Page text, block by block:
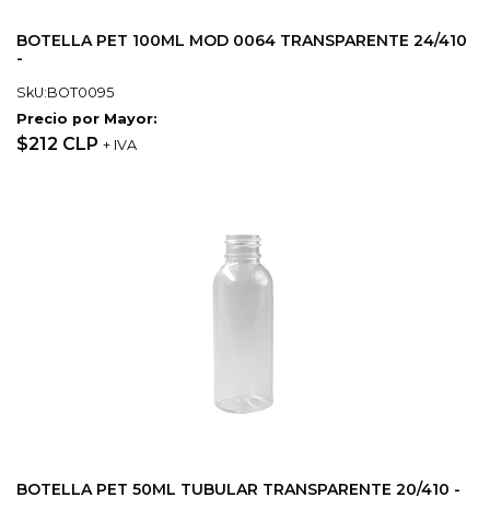
BOTELLA PET 100ML MOD 0064 TRANSPARENTE 24/410
-
SkU:BOT0095
Precio por Mayor:
$212 CLP + IVA
BOTELLA PET 50ML TUBULAR TRANSPARENTE 20/410 -